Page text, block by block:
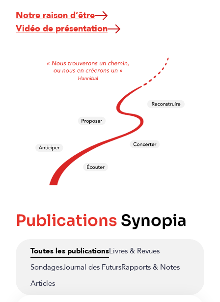
Notre raison d’être
Vidéo de présentation
Publications Synopia
Toutes les publicationsLivres & Revues
SondagesJournal des FutursRapports & Notes
Articles